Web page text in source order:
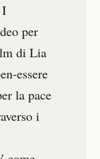
I
per
di Lia
essere
la pace
i